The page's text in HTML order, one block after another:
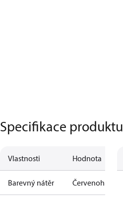
Specifikace produktu
Vlastnosti Hodnota
Barevný nátěr Červenohnědá